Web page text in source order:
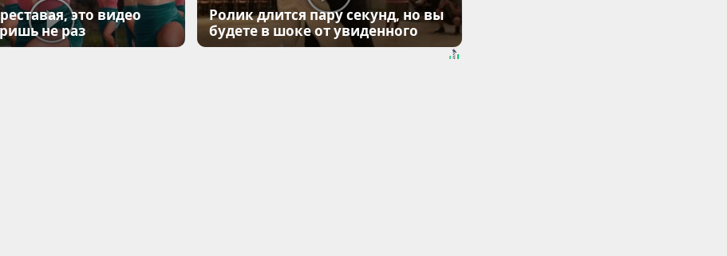
это видео
не раз
Ролик длится пару секунд, но вы
будете в шоке от увиденного